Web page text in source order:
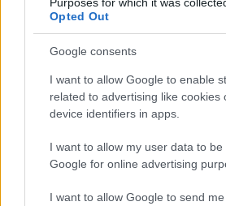
Opted Out
Google consents
I want to allow Google to enable
related to advertising like cookies
device identifiers in apps.
I want to allow my user data to be
Google for online advertising
I want to allow Google to send me
Paks II.: Mit jelent
mérföldköve a
Elkészült a Liszt
közelében lévő